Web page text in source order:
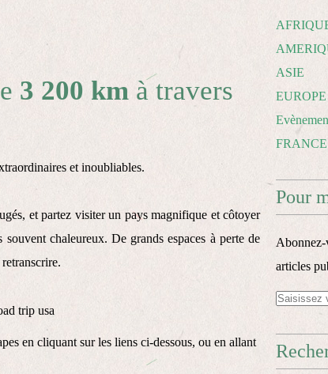
3 200 km à travers
et inoubliables.
et partez visiter un pays magnifique et côtoyer
souvent chaleureux. De grands espaces à perte de
en cliquant sur les liens ci-dessous, ou en allant
ASIE
EUROPE
FRANCE
Pour
Abonnez-
articles